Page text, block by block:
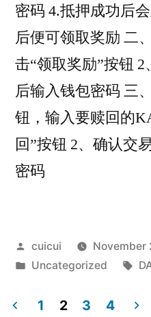
密码 4.抵押成功后
后便可领取奖励 二
击“领取奖励”按钮
后输入钱包密码 三
钮，输入要赎回的
回”按钮 2、确认交
密码
Posted
by
cuicui
November
Posted
Uncategorized
1 2 3 4